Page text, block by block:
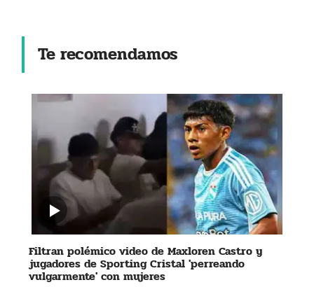
Te recomendamos
Filtran polémico video de Maxloren Castro y
jugadores de Sporting Cristal 'perreando
vulgarmente' con mujeres